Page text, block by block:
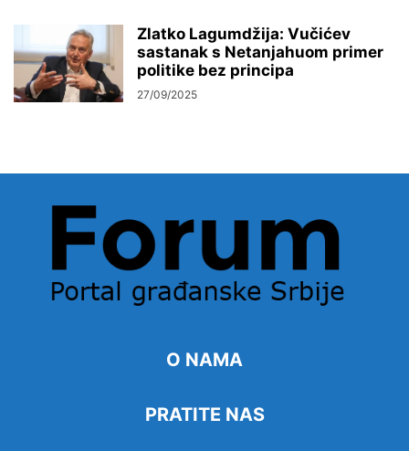
Zlatko Lagumdžija: Vučićev
sastanak s Netanjahuom primer
politike bez principa
27/09/2025
O NAMA
PRATITE NAS